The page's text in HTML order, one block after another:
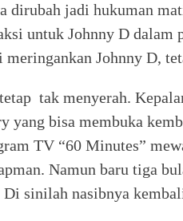
dirubah jadi hukuman
untuk Johnny D dalam
meringankan Johnny D,
tak menyerah.
yang bisa membuka
TV “60 Minutes”
Namun baru tiga
Di sinilah nasibnya